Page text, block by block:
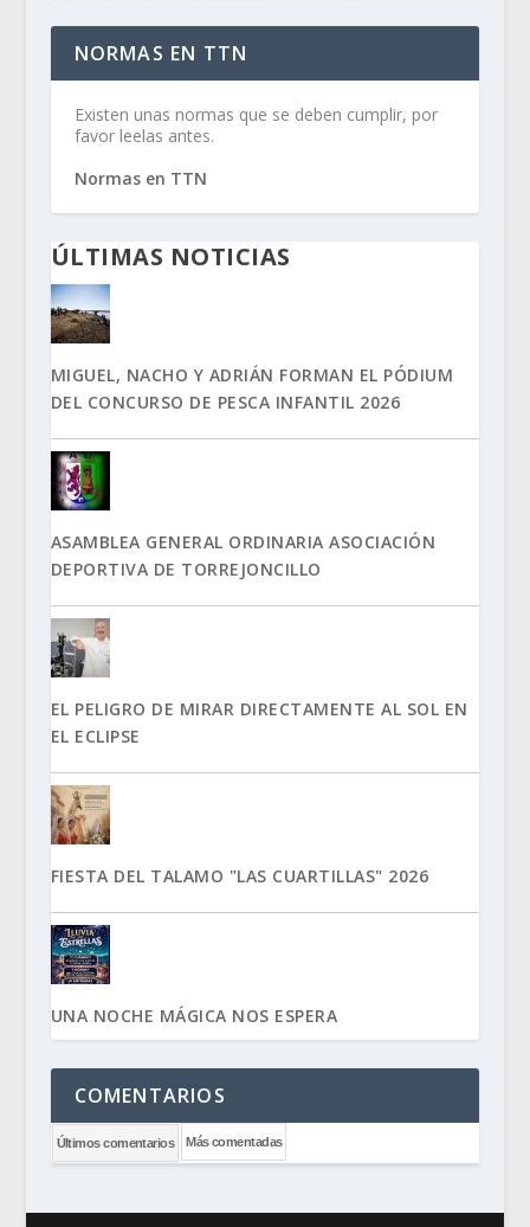
NORMAS EN TTN
Existen unas normas que se deben cumplir, por
favor leelas antes.
Normas en TTN
ÚLTIMAS NOTICIAS
MIGUEL, NACHO Y ADRIÁN FORMAN EL PÓDIUM
DEL CONCURSO DE PESCA INFANTIL 2026
ASAMBLEA GENERAL ORDINARIA ASOCIACIÓN
DEPORTIVA DE TORREJONCILLO
EL PELIGRO DE MIRAR DIRECTAMENTE AL SOL EN
EL ECLIPSE
FIESTA DEL TALAMO "LAS CUARTILLAS" 2026
UNA NOCHE MÁGICA NOS ESPERA
COMENTARIOS
Últimos comentarios Más comentadas